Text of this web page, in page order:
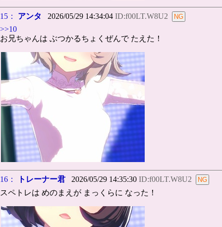
15： アンタ 2026/05/29 14:34:04 ID:f00LT.W8U2
>>10
お兄ちゃんは ぶつかるちょくぜんで たえた！
16： トレーナー君 2026/05/29 14:35:30 ID:f00LT.W8U2
スペトレは めのまえが まっくらに なった！